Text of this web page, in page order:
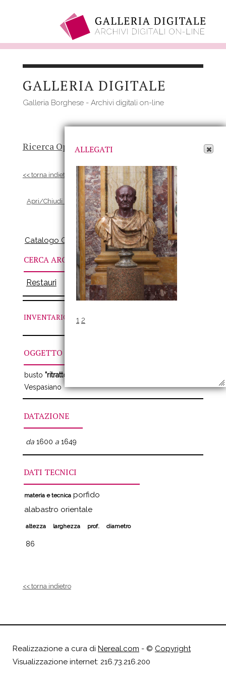
contenutoGALLERIA DIGITALE
Galleria Borghese - Archivi digitali on-line
Ricerca Opere-Risultato
<< torna indietro
Apri/Chiudi scheda Allegati
Catalogo Online
CERCA ARCHIVI
Restauri
INVENTARIO N. CLV
OGGETTO
busto "ritratto di imperatore romano"
Vespasiano
DATAZIONE
da1600 a1649
DATI TECNICI
materia e tecnicaporfido
alabastro orientale
altezza larghezza prof. diametro
86
<< torna indietro
Realizzazione a cura di Nereal.com - © Copyright
Visualizzazione internet: 216.73.216.200
ALLEGATI
1 2